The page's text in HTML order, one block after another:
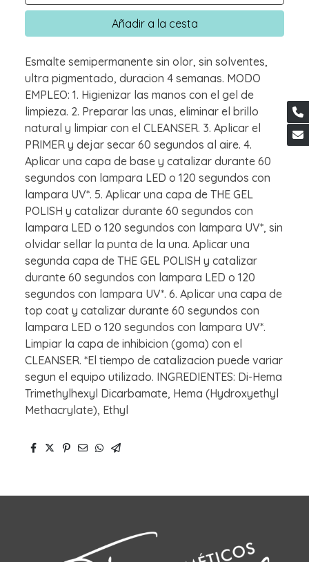
Añadir a la cesta
Esmalte semipermanente sin olor, sin solventes,
ultra pigmentado, duracion 4 semanas. MODO
EMPLEO: 1. Higienizar las manos con el gel de
limpieza. 2. Preparar las unas, eliminar el brillo
natural y limpiar con el CLEANSER. 3. Aplicar el
PRIMER y dejar secar 60 segundos al aire. 4.
Aplicar una capa de base y catalizar durante 60
segundos con lampara LED o 120 segundos con
lampara UV*. 5. Aplicar una capa de THE GEL
POLISH y catalizar durante 60 segundos con
lampara LED o 120 segundos con lampara UV*, sin
olvidar sellar la punta de la una. Aplicar una
segunda capa de THE GEL POLISH y catalizar
durante 60 segundos con lampara LED o 120
segundos con lampara UV*. 6. Aplicar una capa de
top coat y catalizar durante 60 segundos con
lampara LED o 120 segundos con lampara UV*.
Limpiar la capa de inhibicion (goma) con el
CLEANSER. *El tiempo de catalizacion puede variar
segun el equipo utilizado. INGREDIENTES: Di-Hema
Trimethylhexyl Dicarbamate, Hema (Hydroxyethyl
Methacrylate), Ethyl